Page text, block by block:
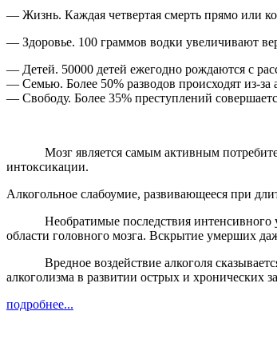
— Жизнь. Каждая четвертая смерть прямо или
— Здоровье. 100 граммов водки увеличивают
— Детей. 50000 детей ежегодно рождаются с
— Семью. Более 50% разводов происходят из-за
— Свободу. Более 35% преступлений
Мозг является самым активным потребителем
интоксикации.
Алкогольное слабоумие, развивающееся при
Необратимые последствия интенсивного
области головного мозга. Вскрытие умерших
Вредное воздействие алкоголя сказывается
алкоголизма в развитии острых и хронических
подробнее...